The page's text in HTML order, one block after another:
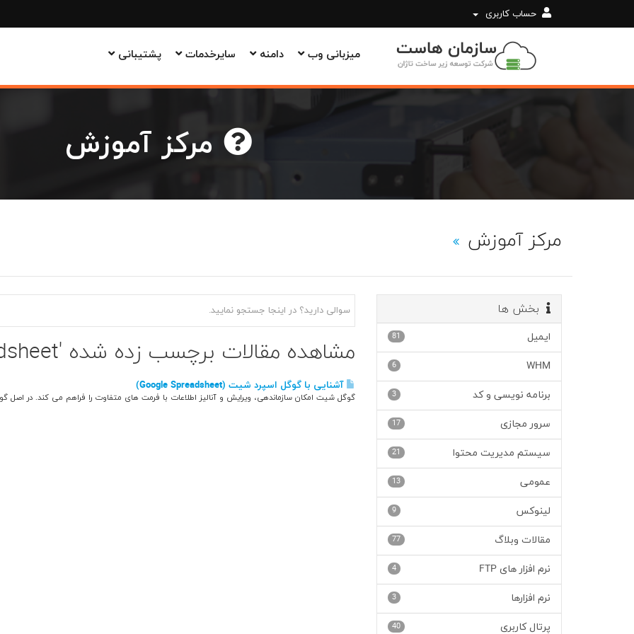
حساب کاربری
پشتیبانی سایرخدمات دامنه میزبانی وب
مرکز آموزش
بخش ها
81 ایمیل
6 WHM
3 برنامه نویسی و کد
17 سرور مجازی
21 سیستم مدیریت محتوا
13 عمومی
9 لینوکس
77 مقالات وبلاگ
4 نرم افزار های FTP
3 نرم افزارها
40 پرتال کاربری
مشاهده مقالات برچسب زده شده 'Google Spreadsheet'
آشنایی با گوگل اسپرد شیت (Google Spreadsheet)
گوگل شیت امکان سازماندهی، ویرایش و آنالیز اطلاعات با فرمت های متفاوت را فراهم می کند. در اصل